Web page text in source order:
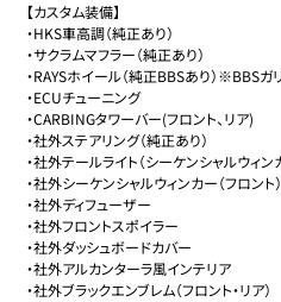
【カスタム装備】
・HKS車高調（純正あり）
・サクラムマフラー（純正あり）
・RAYSホイール（純正BBSあり）※BBSガ
・ECUチューニング
・CARBINGタワーバー(フロント、リア)
・社外ステアリング（純正あり）
・社外テールライト（シーケンシャルウィン
・社外シーケンシャルウィンカー（フロント）
・社外ディフューザー
・社外フロントスポイラー
・社外ダッシュボードカバー
・社外アルカンターラ風インテリア
・社外ブラックエンブレム（フロント・リア）